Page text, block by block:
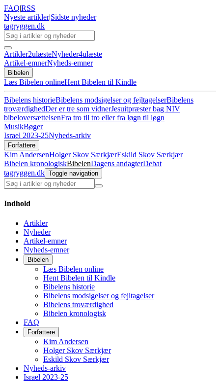
FAQ|RSS
Nyeste artikler|Sidste nyheder
tagryggen.dk
Artikler2ulæsteNyheder4ulæste
Artikel-emnerNyheds-emner
Bibelen
Læs Bibelen onlineHent Bibelen til Kindle
Bibelens historieBibelens modsigelser og fejltagelserBibelens
troværdighedDer er tre som vidnerJesuitpræster bag NIV
bibeloversættelsenFra tro til tro eller fra løgn til løgn
MusikBøger
Israel 2023-25Nyheds-arkiv
Forfattere
Kim AndersenHolger Skov SærkjærEskild Skov Særkjær
Bibelen kronologiskBibelenDagens andagterDebat
tagryggen.dk Toggle navigation
Indhold
Artikler
Nyheder
Artikel-emner
Nyheds-emner
Bibelen
Læs Bibelen online
Hent Bibelen til Kindle
Bibelens historie
Bibelens modsigelser og fejltagelser
Bibelens troværdighed
Bibelen kronologisk
FAQ
Forfattere
Kim Andersen
Holger Skov Særkjær
Eskild Skov Særkjær
Nyheds-arkiv
Israel 2023-25